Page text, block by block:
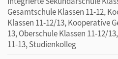
Gesamtschule Klassen 11-12,
Klassen 11-12/13, Kooperative
13, Oberschule Klassen 11-12/
11-13, Studienkolleg